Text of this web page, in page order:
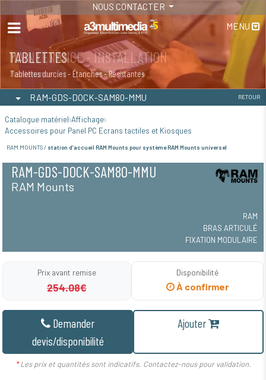
NOUS CONTACTER
MENU
MAINTENANCE - INSTALLATION
Maintenance
TABLETTES
Tablettes durcies - Étanches - Résistantes
RAM-GDS-DOCK-SAM80-MMU RETOUR
Catalogue matériel Affichage
Accessoires pour Panel PC Ecrans tactiles et Kiosques
RAM MOUNTS / station d’accueil RAM Mounts pour système RAM Mounts universel
RAM-GDS-DOCK-SAM80-MMU
RAM Mounts
RAM
BRAS ARTICULÉ
FIXATION MODULAIRE
Prix avant remise
254.08€
Disponibilité
À confirmer
Demander
devis/disponibilité
Ajouter
*Les prix et quantités sont indicatifs. Contactez-nous pour validation.